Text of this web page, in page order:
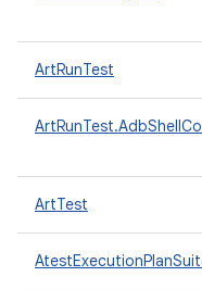
ArtRunTest
ArtTest